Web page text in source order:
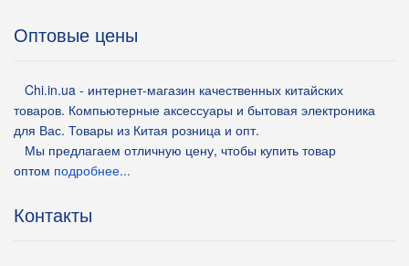
Оптовые цены
Chi.in.ua - интернет-магазин качественных китайских
товаров. Компьютерные аксессуары и бытовая электроника
для Вас. Товары из Китая розница и опт.
Мы предлагаем отличную цену, чтобы купить товар
оптом подробнее...
Контакты